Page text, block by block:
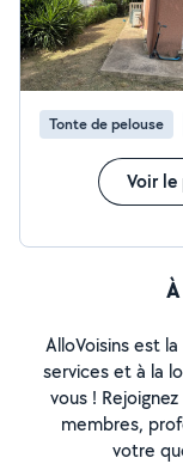
Tonte de pelouse
Voir
AlloVoisins est
services et à la
vous !
membres,
votre